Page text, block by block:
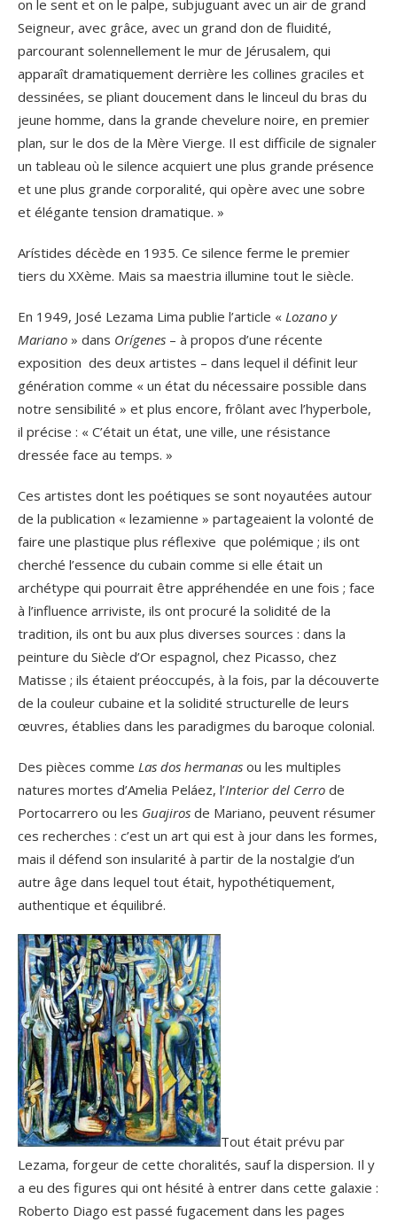
on le sent et on le palpe, subjuguant avec un air de grand
Seigneur, avec grâce, avec un grand don de fluidité,
parcourant solennellement le mur de Jérusalem, qui
apparaît dramatiquement derrière les collines graciles et
dessinées, se pliant doucement dans le linceul du bras du
jeune homme, dans la grande chevelure noire, en premier
plan, sur le dos de la Mère Vierge. Il est difficile de signaler
un tableau où le silence acquiert une plus grande présence
et une plus grande corporalité, qui opère avec une sobre
et élégante tension dramatique. »
Arístides décède en 1935. Ce silence ferme le premier
tiers du XXème. Mais sa maestria illumine tout le siècle.
En 1949, José Lezama Lima publie l’article « Lozano y
Mariano » dans Orígenes – à propos d’une récente
exposition des deux artistes – dans lequel il définit leur
génération comme « un état du nécessaire possible dans
notre sensibilité » et plus encore, frôlant avec l’hyperbole,
il précise : « C’était un état, une ville, une résistance
dressée face au temps. »
Ces artistes dont les poétiques se sont noyautées autour
de la publication « lezamienne » partageaient la volonté de
faire une plastique plus réflexive que polémique ; ils ont
cherché l’essence du cubain comme si elle était un
archétype qui pourrait être appréhendée en une fois ; face
à l’influence arriviste, ils ont procuré la solidité de la
tradition, ils ont bu aux plus diverses sources : dans la
peinture du Siècle d’Or espagnol, chez Picasso, chez
Matisse ; ils étaient préoccupés, à la fois, par la découverte
de la couleur cubaine et la solidité structurelle de leurs
œuvres, établies dans les paradigmes du baroque colonial.
Des pièces comme Las dos hermanas ou les multiples
natures mortes d’Amelia Peláez, l’Interior del Cerro de
Portocarrero ou les Guajiros de Mariano, peuvent résumer
ces recherches : c’est un art qui est à jour dans les formes,
mais il défend son insularité à partir de la nostalgie d’un
autre âge dans lequel tout était, hypothétiquement,
authentique et équilibré.
Tout était prévu par
Lezama, forgeur de cette choralités, sauf la dispersion. Il y
a eu des figures qui ont hésité à entrer dans cette galaxie :
Roberto Diago est passé fugacement dans les pages